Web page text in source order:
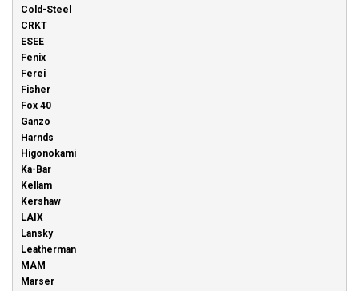
Cold-Steel
CRKT
ESEE
Fenix
Ferei
Fisher
Fox 40
Ganzo
Harnds
Higonokami
Ka-Bar
Kellam
Kershaw
LAIX
Lansky
Leatherman
MAM
Marser